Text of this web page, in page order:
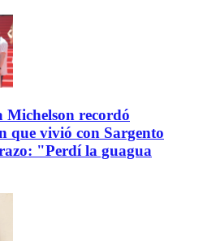
recordó
que vivió con Sargento
"Perdí la guagua